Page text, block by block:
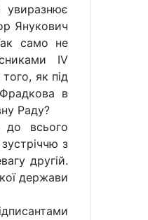
увиразнює
Янукович
само не
IV
як під
в
Раду?
до всього
з
другій.
держави